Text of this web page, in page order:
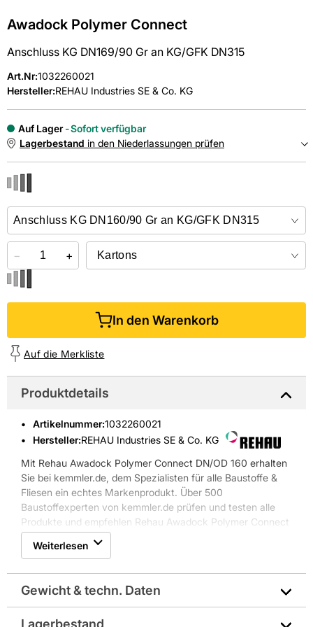
Awadock Polymer Connect
Anschluss KG DN169/90 Gr an KG/GFK DN315
Art.Nr:1032260021
Hersteller:REHAU Industries SE & Co. KG
Auf Lager
Sofort verfügbar
Lagerbestand in den Niederlassungen prüfen
Online kaufen &kostenlosin der Niederlassung abholen
− +
In den Warenkorb
Auf die Merkliste
Produktdetails
Artikelnummer:1032260021
Hersteller:REHAU Industries SE & Co. KG
Mit Rehau Awadock Polymer Connect DN/OD 160 erhalten
Sie bei kemmler.de, dem Spezialisten für alle Baustoffe &
Fliesen ein echtes Markenprodukt. Über 500
Baustoffexperten von kemmler.de prüfen und testen alle
Produkte und empfehlen Rehau Awadock Polymer Connect
DN/OD 160 für den professionellen Einsatz.
Weiterlesen
Gewicht & techn. Daten
Lagerbestand